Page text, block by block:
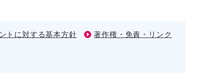
トに対する基本方針 著作権・免責・リンク